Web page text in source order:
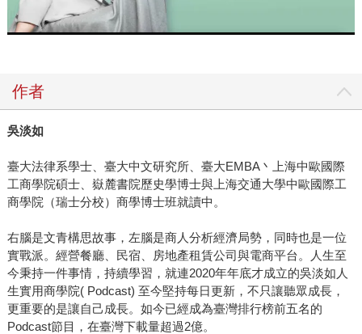
作者
吳淡如
臺大法律系學士、臺大中文研究所、臺大EMBA丶上海中歐國際
工商學院碩士、嶽麓書院歷史學博士與上海交通大學中歐國際工
商學院（瑞士分校）商學博士班就讀中。
右腦是文青構思故事，左腦是商人分析經濟局勢，同時也是一位
實戰派。經營餐廳、民宿、房地產租賃公司與電商平台。人生至
今秉持一件事情，持續學習，就連2020年年底才成立的吳淡如人
生實用商學院( Podcast) 至今堅持每日更新，不只讓聽眾成長，
更重要的是讓自己成長。如今已經成為臺灣排行榜前五名的
Podcast節目，在臺灣下載量超過2億。